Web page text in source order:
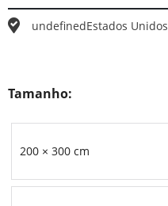
undefinedEstados Unidos
Tamanho:
200 × 300 cm